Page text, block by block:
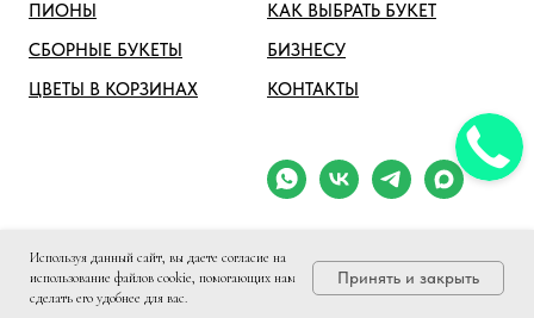
WhatsApp Telegram МАКС Звонок
ПИОНЫ
СБОРНЫЕ БУКЕТЫ
ЦВЕТЫ В КОРЗИНАХ
КАК ВЫБРАТЬ БУКЕТ
БИЗНЕСУ
КОНТАКТЫ
Используя данный сайт, вы даете согласие на
использование файлов cookie, помогающих нам
сделать его удобнее для вас.
Принять и закрыть